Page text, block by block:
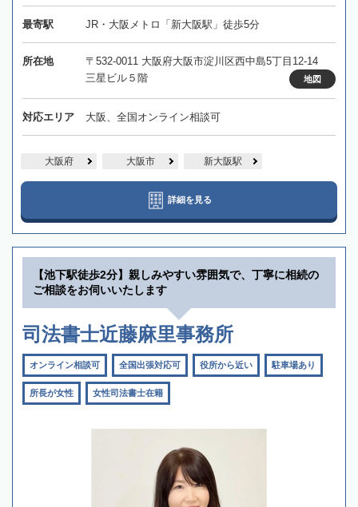
最寄駅 JR・大阪メトロ「新大阪駅」徒歩5分
所在地
〒532-0011 大阪府大阪市淀川区西中島5丁目12-14
三星ビル５階
地図
対応エリア 大阪、全国オンライン相談可
大阪府 大阪市 新大阪駅
詳細を見る
【池下駅徒歩2分】親しみやすい雰囲気で、丁寧に相続の
ご相談をお伺いいたします
司法書士近藤麻里事務所
オンライン相談可 全国出張対応可 役所から近い 駐車場あり
所長が女性 女性司法書士在籍